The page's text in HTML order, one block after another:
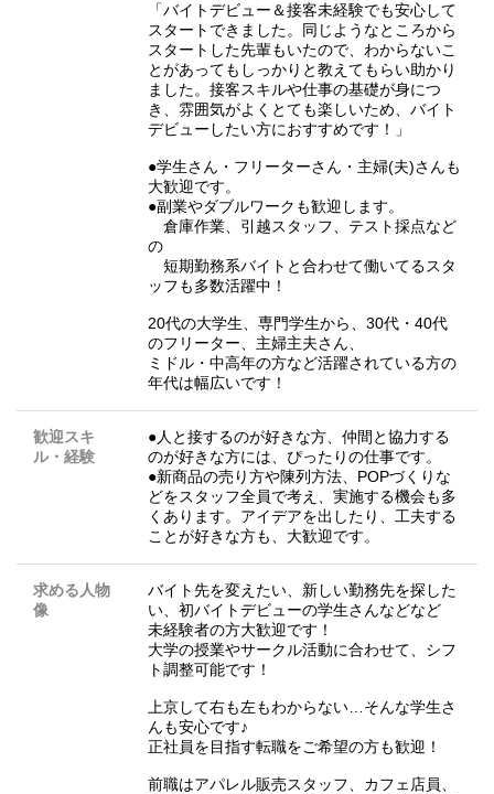
「バイトデビュー＆接客未経験でも安心して
スタートできました。同じようなところから
スタートした先輩もいたので、わからないこ
とがあってもしっかりと教えてもらい助かり
ました。接客スキルや仕事の基礎が身につ
き、雰囲気がよくとても楽しいため、バイト
デビューしたい方におすすめです！」
●学生さん・フリーターさん・主婦(夫)さんも
大歓迎です。
●副業やダブルワークも歓迎します。
倉庫作業、引越スタッフ、テスト採点など
の
短期勤務系バイトと合わせて働いてるスタ
ッフも多数活躍中！
20代の大学生、専門学生から、30代・40代
のフリーター、主婦主夫さん、
ミドル・中高年の方など活躍されている方の
年代は幅広いです！
歓迎スキ
ル・経験
●人と接するのが好きな方、仲間と協力する
のが好きな方には、ぴったりの仕事です。
●新商品の売り方や陳列方法、POPづくりな
どをスタッフ全員で考え、実施する機会も多
くあります。アイデアを出したり、工夫する
ことが好きな方も、大歓迎です。
求める人物
像
バイト先を変えたい、新しい勤務先を探した
い、初バイトデビューの学生さんなどなど
未経験者の方大歓迎です！
大学の授業やサークル活動に合わせて、シフ
ト調整可能です！
上京して右も左もわからない…そんな学生さ
んも安心です♪
正社員を目指す転職をご希望の方も歓迎！
前職はアパレル販売スタッフ、カフェ店員、